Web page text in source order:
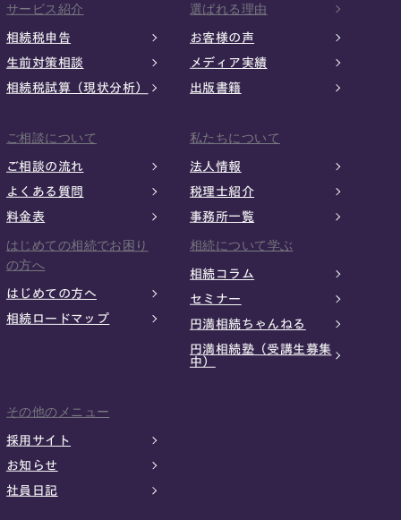
サービス紹介
相続税申告
生前対策相談
相続税試算（現状分析）
選ばれる理由
お客様の声
メディア実績
出版書籍
ご相談について
ご相談の流れ
よくある質問
料金表
私たちについて
法人情報
税理士紹介
事務所一覧
はじめての相続でお困り
の方へ
はじめての方へ
相続ロードマップ
相続について学ぶ
相続コラム
セミナー
円満相続ちゃんねる
円満相続塾（受講生募集
中）
その他のメニュー
採用サイト
お知らせ
社員日記